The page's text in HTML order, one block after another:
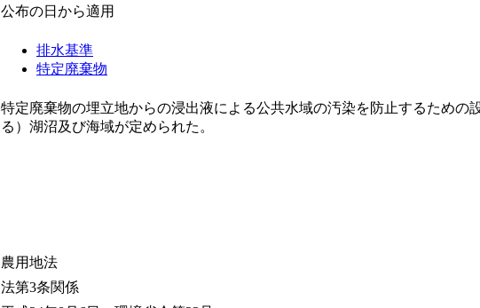
公布の日から適用
排水基準
特定廃棄物
特定廃棄物の埋立地からの浸出液による公共水域の汚染を防止するため
る）湖沼及び海域が定められた。
農用地法
法第3条関係